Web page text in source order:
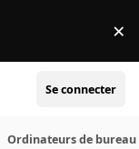
×
Se connecter
Ordinateurs de bureau